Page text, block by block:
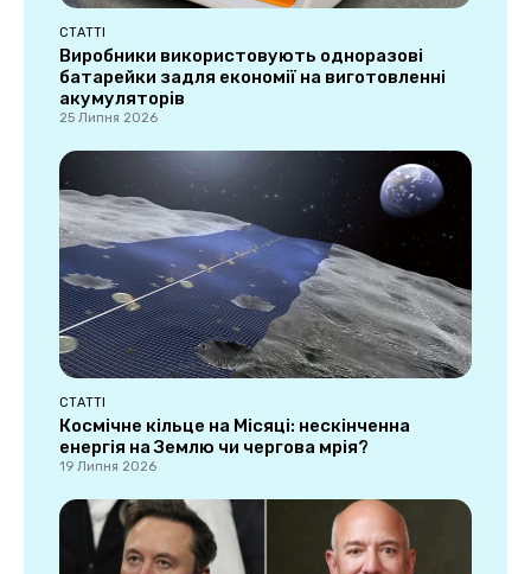
СТАТТІ
Виробники використовують одноразові
батарейки задля економії на виготовленні
акумуляторів
25 Липня 2026
СТАТТІ
Космічне кільце на Місяці: нескінченна
енергія на Землю чи чергова мрія?
19 Липня 2026